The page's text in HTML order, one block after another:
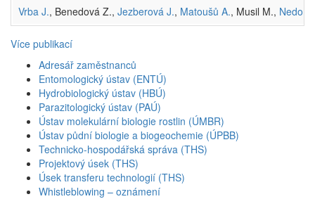
Vrba J., Benedová Z., Jezberová J., Matoušů A., Musil M.,
Více publikací
Adresář zaměstnanců
Entomologický ústav (ENTÚ)
Hydrobiologický ústav (HBÚ)
Parazitologický ústav (PAÚ)
Ústav molekulární biologie rostlin (ÚMBR)
Ústav půdní biologie a biogeochemie (ÚPBB)
Technicko-hospodářská správa (THS)
Projektový úsek (THS)
Úsek transferu technologií (THS)
Whistleblowing – oznámení